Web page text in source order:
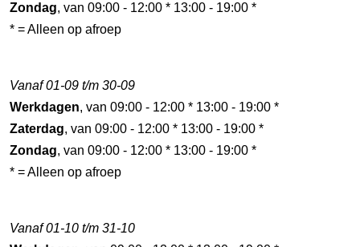
Zondag, van 09:00 - 12:00 * 13:00 - 19:00 *
* = Alleen op afroep
Vanaf 01-09 t/m 30-09
Werkdagen, van 09:00 - 12:00 * 13:00 - 19:00 *
Zaterdag, van 09:00 - 12:00 * 13:00 - 19:00 *
Zondag, van 09:00 - 12:00 * 13:00 - 19:00 *
* = Alleen op afroep
Vanaf 01-10 t/m 31-10